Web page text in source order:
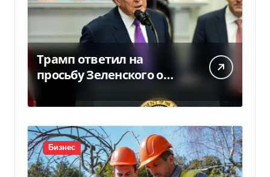
Трамп ответил на
просьбу Зеленского о
предоставлении Украине
ракет Patriot (видео)
Бизнес